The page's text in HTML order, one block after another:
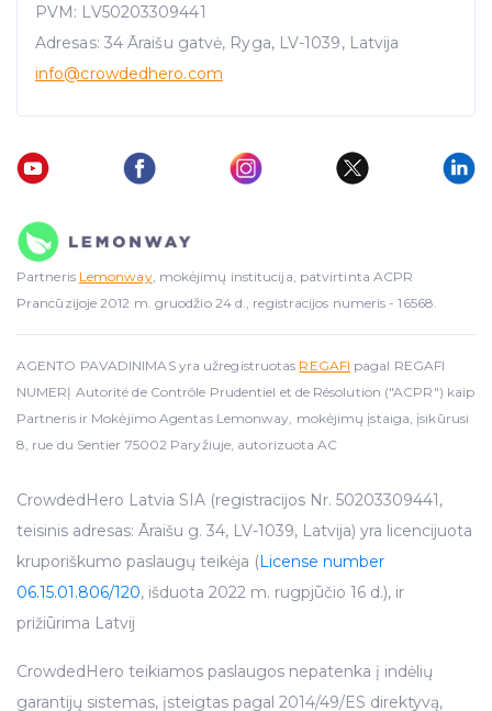
PVM: LV50203309441
Adresas: 34 Āraišu gatvė, Ryga, LV-1039, Latvija
info@crowdedhero.com
Partneris Lemonway, mokėjimų institucija, patvirtinta ACPR
Prancūzijoje 2012 m. gruodžio 24 d., registracijos numeris - 16568.
AGENTO PAVADINIMAS yra užregistruotas REGAFI pagal REGAFI
NUMERĮ Autorité de Contrôle Prudentiel et de Résolution ("ACPR") kaip
Partneris ir Mokėjimo Agentas Lemonway, mokėjimų įstaiga, įsikūrusi
8, rue du Sentier 75002 Paryžiuje, autorizuota AC
CrowdedHero Latvia SIA (registracijos Nr. 50203309441,
teisinis adresas: Āraišu g. 34, LV-1039, Latvija) yra licencijuota
kruporiškumo paslaugų teikėja (License number
06.15.01.806/120, išduota 2022 m. rugpjūčio 16 d.), ir
prižiūrima Latvij
CrowdedHero teikiamos paslaugos nepatenka į indėlių
garantijų sistemas, įsteigtas pagal 2014/49/ES direktyvą,